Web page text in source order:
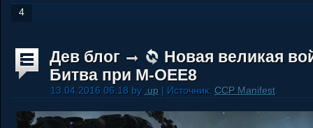
4
Дев блог
Новая великая
Битва при M-OEE8
13.04.2016 06:18 by .up | Источник: CCP Manifest